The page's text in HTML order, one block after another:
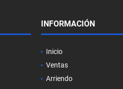
INFORMACIÓN
Inicio
Ventas
Arriendo